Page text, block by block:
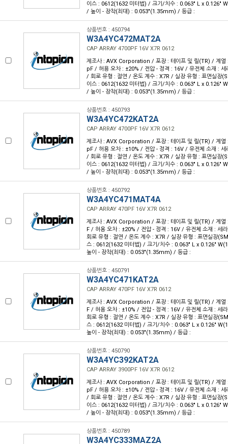
이스 : 0612(1632 미터법) / 크기/치수 : 0.063" L x 0.126"
/ 높이 - 장착(최대) : 0.053"(1.35mm) / 등급 :
상품번호 : 450794
W3A4YC472MAT2A
CAP ARRAY 4700PF 16V X7R 0612
제조사 : AVX Corporation / 포장 : 테이프 및 릴(TR) / 계열
pF / 허용 오차 : ±20% / 전압 - 정격 : 16V / 유전체 소재 : 세
/ 회로 유형 : 절연 / 온도 계수 : X7R / 실장 유형 : 표면실장
이스 : 0612(1632 미터법) / 크기/치수 : 0.063" L x 0.126"
/ 높이 - 장착(최대) : 0.053"(1.35mm) / 등급 :
상품번호 : 450793
W3A4YC472KAT2A
CAP ARRAY 4700PF 16V X7R 0612
제조사 : AVX Corporation / 포장 : 테이프 및 릴(TR) / 계열
pF / 허용 오차 : ±10% / 전압 - 정격 : 16V / 유전체 소재 : 세
/ 회로 유형 : 절연 / 온도 계수 : X7R / 실장 유형 : 표면실장
이스 : 0612(1632 미터법) / 크기/치수 : 0.063" L x 0.126"
/ 높이 - 장착(최대) : 0.053"(1.35mm) / 등급 :
상품번호 : 450792
W3A4YC471MAT4A
CAP ARRAY 470PF 16V X7R 0612
제조사 : AVX Corporation / 포장 : 테이프 및 릴(TR) / 계
F / 허용 오차 : ±20% / 전압 - 정격 : 16V / 유전체 소재 : 세
회로 유형 : 절연 / 온도 계수 : X7R / 실장 유형 : 표면실장
스 : 0612(1632 미터법) / 크기/치수 : 0.063" L x 0.126"
높이 - 장착(최대) : 0.053"(1.35mm) / 등급 :
상품번호 : 450791
W3A4YC471KAT2A
CAP ARRAY 470PF 16V X7R 0612
제조사 : AVX Corporation / 포장 : 테이프 및 릴(TR) / 계
F / 허용 오차 : ±10% / 전압 - 정격 : 16V / 유전체 소재 : 세
회로 유형 : 절연 / 온도 계수 : X7R / 실장 유형 : 표면실장
스 : 0612(1632 미터법) / 크기/치수 : 0.063" L x 0.126"
높이 - 장착(최대) : 0.053"(1.35mm) / 등급 :
상품번호 : 450790
W3A4YC392KAT2A
CAP ARRAY 3900PF 16V X7R 0612
제조사 : AVX Corporation / 포장 : 테이프 및 릴(TR) / 계열
pF / 허용 오차 : ±10% / 전압 - 정격 : 16V / 유전체 소재 : 세
/ 회로 유형 : 절연 / 온도 계수 : X7R / 실장 유형 : 표면실장
이스 : 0612(1632 미터법) / 크기/치수 : 0.063" L x 0.126"
/ 높이 - 장착(최대) : 0.053"(1.35mm) / 등급 :
상품번호 : 450789
W3A4YC333MAZ2A